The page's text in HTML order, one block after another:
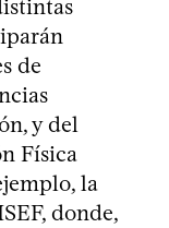
de
y del
Física
la
donde,